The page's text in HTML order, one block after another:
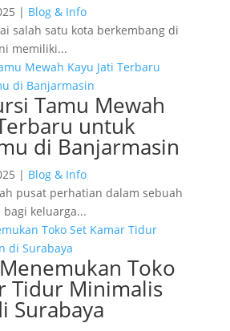
| Blog & Info
salah satu kota berkembang di
memiliki...
Tamu Mewah
untuk
di Banjarmasin
| Blog & Info
pusat perhatian dalam sebuah
keluarga...
Toko
Tidur Minimalis
Surabaya